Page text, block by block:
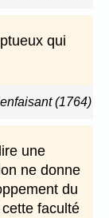
qui
(1764)
une
ne donne
du
faculté